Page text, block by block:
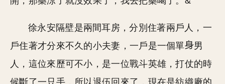
徐永安隔壁是兩間耳房，分別住著兩戶人，一
戶住著才分來不久的小夫妻，一戶是一個單
男
人，這位來歷可不小，是一位戰斗英雄，打仗的時
候斷了一只手，所以退伍回來了，現在是紡織廠的